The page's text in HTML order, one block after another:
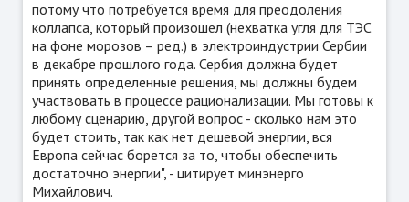
потому что потребуется время для преодоления
коллапса, который произошел (нехватка угля для ТЭС
на фоне морозов – ред.) в электроиндустрии Сербии
в декабре прошлого года. Сербия должна будет
принять определенные решения, мы должны будем
участвовать в процессе рационализации. Мы готовы к
любому сценарию, другой вопрос - сколько нам это
будет стоить, так как нет дешевой энергии, вся
Европа сейчас борется за то, чтобы обеспечить
достаточно энергии", - цитирует минэнерго
Михайлович.